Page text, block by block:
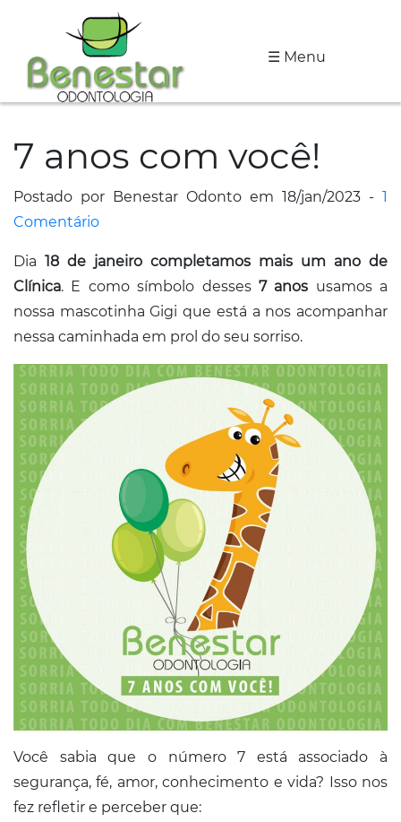
☰ Menu
A
Clínica
Especialidades
Tratamentos
Dicas
de
Saúde
Fale
Conosco
7 anos com você!
Postado por Benestar Odonto em 18/jan/2023 - 1
Comentário
Dia 18 de janeiro completamos mais um ano de
Clínica. E como símbolo desses 7 anos usamos a
nossa mascotinha Gigi que está a nos acompanhar
nessa caminhada em prol do seu sorriso.
Você sabia que o número 7 está associado à
segurança, fé, amor, conhecimento e vida? Isso nos
fez refletir e perceber que: